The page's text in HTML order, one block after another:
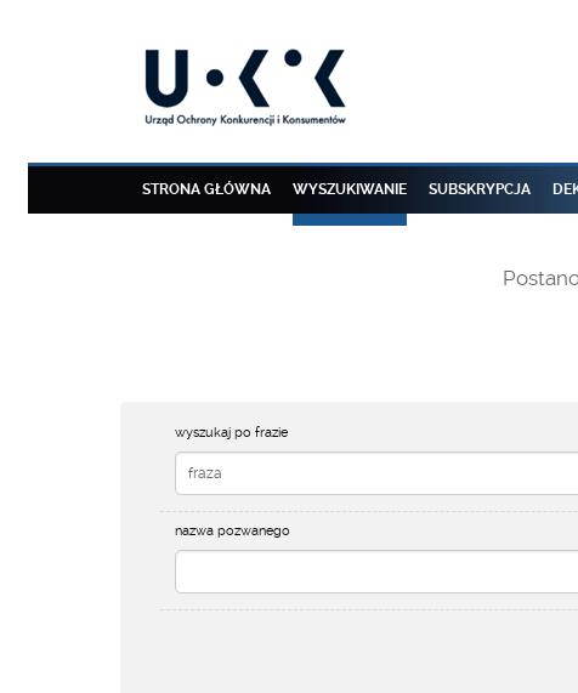
STRONA GŁÓWNA WYSZUKIWANIE SUBSKRYPCJA
wyszukaj po frazie
nazwa pozwanego